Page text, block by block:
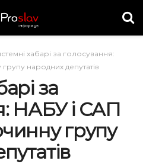
хабарі за голосування:
народних депутатів
за
НАБУ і САП
групу